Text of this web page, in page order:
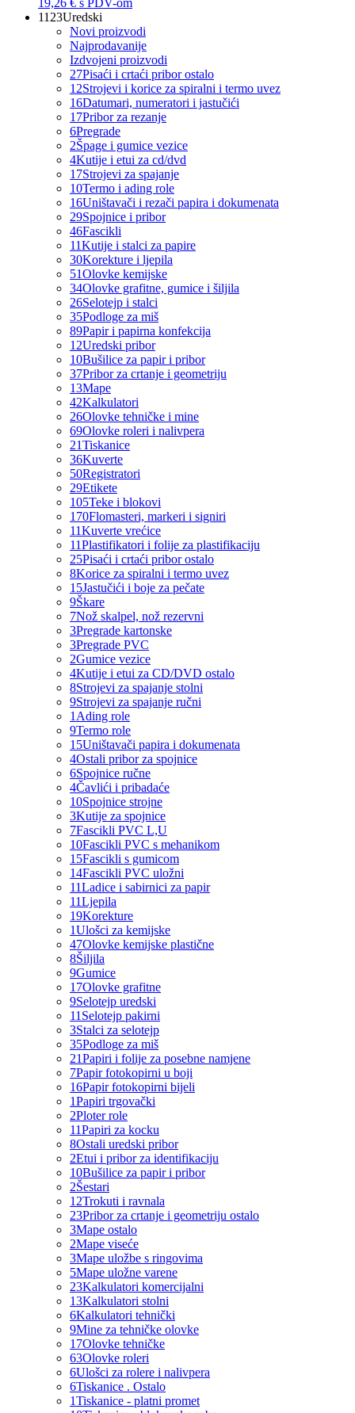
19,26 € s PDV-om
1123Uredski
Novi proizvodi
Najprodavanije
Izdvojeni proizvodi
27Pisaći i crtaći pribor ostalo
12Strojevi i korice za spiralni i termo uvez
16Datumari, numeratori i jastučići
17Pribor za rezanje
6Pregrade
2Špage i gumice vezice
4Kutije i etui za cd/dvd
17Strojevi za spajanje
10Termo i ading role
16Uništavači i rezači papira i dokumenata
29Spojnice i pribor
46Fascikli
11Kutije i stalci za papire
30Korekture i ljepila
51Olovke kemijske
34Olovke grafitne, gumice i šiljila
26Selotejp i stalci
35Podloge za miš
89Papir i papirna konfekcija
12Uredski pribor
10Bušilice za papir i pribor
37Pribor za crtanje i geometriju
13Mape
42Kalkulatori
26Olovke tehničke i mine
69Olovke roleri i nalivpera
21Tiskanice
36Kuverte
50Registratori
29Etikete
105Teke i blokovi
170Flomasteri, markeri i signiri
11Kuverte vrećice
11Plastifikatori i folije za plastifikaciju
25Pisaći i crtaći pribor ostalo
8Korice za spiralni i termo uvez
15Jastučići i boje za pečate
9Škare
7Nož skalpel, nož rezervni
3Pregrade kartonske
3Pregrade PVC
2Gumice vezice
4Kutije i etui za CD/DVD ostalo
8Strojevi za spajanje stolni
9Strojevi za spajanje ručni
1 Ading role
9Termo role
15Uništavači papira i dokumenata
4Ostali pribor za spojnice
6Spojnice ručne
4Čavlići i pribadaće
10Spojnice strojne
3Kutije za spojnice
7Fascikli PVC L,U
10Fascikli PVC s mehanikom
15Fascikli s gumicom
14Fascikli PVC uložni
11Ladice i sabirnici za papir
11Ljepila
19Korekture
1Ulošci za kemijske
47Olovke kemijske plastične
8Šiljila
9Gumice
17Olovke grafitne
9Selotejp uredski
11 Selotejp pakirni
3Stalci za selotejp
35Podloge za miš
21Papiri i folije za posebne namjene
7Papir fotokopirni u boji
16Papir fotokopirni bijeli
1Papiri trgovački
2Ploter role
11Papiri za kocku
8Ostali uredski pribor
2Etui i pribor za identifikaciju
10Bušilice za papir i pribor
2Šestari
12Trokuti i ravnala
23Pribor za crtanje i geometriju ostalo
3Mape ostalo
2Mape viseće
3Mape uložbe s ringovima
5Mape uložne varene
23Kalkulatori komercijalni
13Kalkulatori stolni
6Kalkulatori tehnički
9Mine za tehničke olovke
17Olovke tehničke
63Olovke roleri
6Ulošci za rolere i nalivpera
6Tiskanice . Ostalo
1Tiskanice - platni promet